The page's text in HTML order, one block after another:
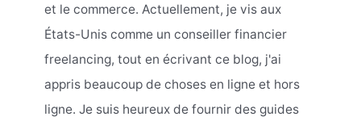
et le commerce. Actuellement, je vis aux
États-Unis comme un conseiller financier
freelancing, tout en écrivant ce blog, j'ai
appris beaucoup de choses en ligne et hors
ligne. Je suis heureux de fournir des guides